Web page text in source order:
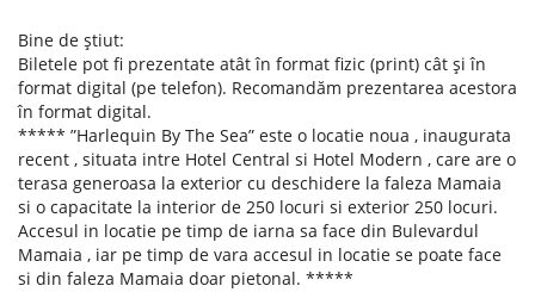
Bine de știut:
Biletele pot fi prezentate atât în format fizic (print) cât și în
format digital (pe telefon). Recomandăm prezentarea acestora
în format digital.
***** ”Harlequin By The Sea” este o locatie noua , inaugurata
recent , situata intre Hotel Central si Hotel Modern , care are o
terasa generoasa la exterior cu deschidere la faleza Mamaia
si o capacitate la interior de 250 locuri si exterior 250 locuri.
Accesul in locatie pe timp de iarna sa face din Bulevardul
Mamaia , iar pe timp de vara accesul in locatie se poate face
si din faleza Mamaia doar pietonal. *****